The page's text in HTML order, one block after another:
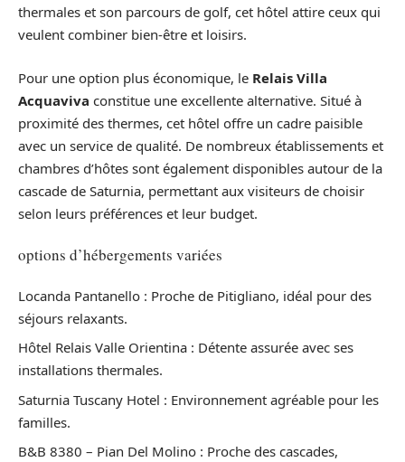
thermales et son parcours de golf, cet hôtel attire ceux qui
veulent combiner bien-être et loisirs.
Pour une option plus économique, le Relais Villa
Acquaviva constitue une excellente alternative. Situé à
proximité des thermes, cet hôtel offre un cadre paisible
avec un service de qualité. De nombreux établissements et
chambres d’hôtes sont également disponibles autour de la
cascade de Saturnia, permettant aux visiteurs de choisir
selon leurs préférences et leur budget.
options d’hébergements variées
Locanda Pantanello : Proche de Pitigliano, idéal pour des
séjours relaxants.
Hôtel Relais Valle Orientina : Détente assurée avec ses
installations thermales.
Saturnia Tuscany Hotel : Environnement agréable pour les
familles.
B&B 8380 – Pian Del Molino : Proche des cascades,